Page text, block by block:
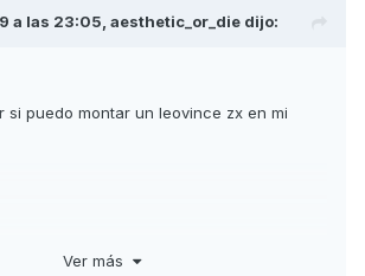
a las 23:05, aesthetic_or_die dijo:
si puedo montar un leovince zx en mi
Ver más